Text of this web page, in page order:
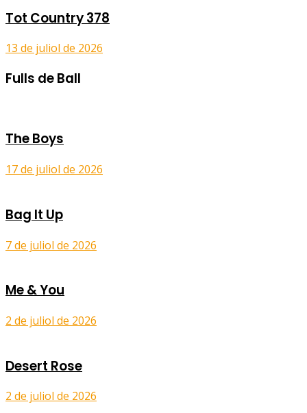
Tot Country 378
13 de juliol de 2026
Fulls de Ball
The Boys
17 de juliol de 2026
Bag It Up
7 de juliol de 2026
Me & You
2 de juliol de 2026
Desert Rose
2 de juliol de 2026